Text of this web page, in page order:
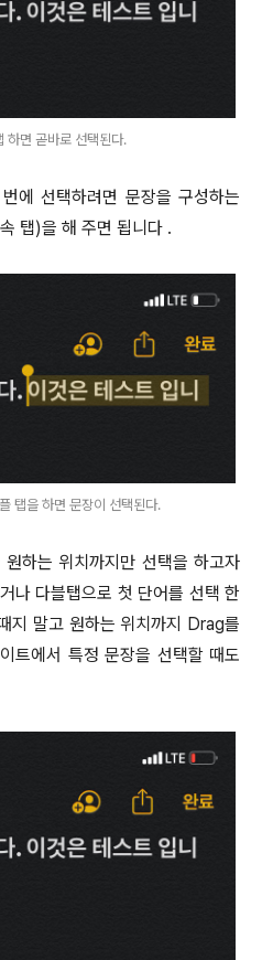
하면 곧바로 선택된다.
에 선택하려면 문장을 구성하는
탭)을 해 주면 됩니다 .
탭을 하면 문장이 선택된다.
하는 위치까지만 선택을 하고자
나 다블탭으로 첫 단어를 선택 한
지 말고 원하는 위치까지 Drag를
트에서 특정 문장을 선택할 때도